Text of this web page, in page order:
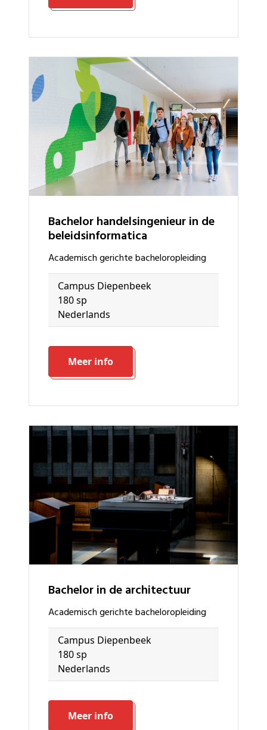
bachelor handelsingenieur in de
beleidsinformatica
academisch gerichte bacheloropleiding
Campus Diepenbeek
180 sp
Nederlands
Meer info
bachelor in de architectuur
academisch gerichte bacheloropleiding
Campus Diepenbeek
180 sp
Nederlands
Meer info